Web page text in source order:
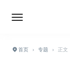
首页 › 专题 › 正文